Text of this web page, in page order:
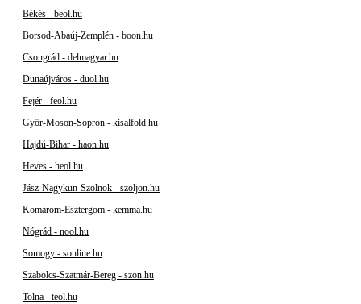
Békés - beol.hu
Borsod-Abaúj-Zemplén - boon.hu
Csongrád - delmagyar.hu
Dunaújváros - duol.hu
Fejér - feol.hu
Győr-Moson-Sopron - kisalfold.hu
Hajdú-Bihar - haon.hu
Heves - heol.hu
Jász-Nagykun-Szolnok - szoljon.hu
Komárom-Esztergom - kemma.hu
Nógrád - nool.hu
Somogy - sonline.hu
Szabolcs-Szatmár-Bereg - szon.hu
Tolna - teol.hu